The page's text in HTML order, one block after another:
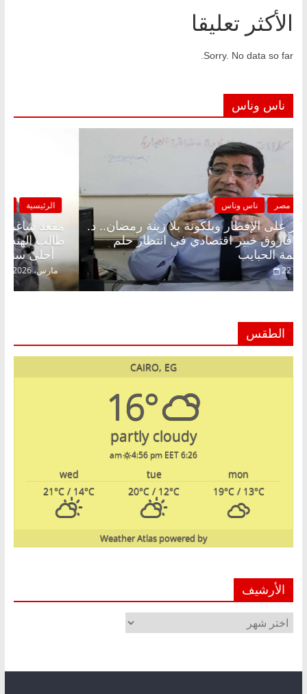
الأكثر تعليقا
Sorry. No data so far.
ناس وناس
الرئيسية مصر ناس وناس
مقعد شاغر على الإفطار وبلكونة بلا زينة رمضان.. د.
عبدالخالق فاروق خبير اقتصادي في انتظار حلم
الحرية ولمة الحبايب
22 فبراير، 2026
الطقس
CAIRO, EG
16°
partly cloudy
6:26 am
4:56 pm EET
mon
tue
wed
19°C/ 13°C
20°C / 12°C
21°C / 14°C
powered by
Weather Atlas
الأرشيف
الأرشيف